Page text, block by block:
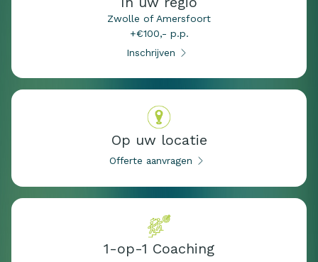
Zwolle of Amersfoort
+€100,- p.p.
Inschrijven
Op uw locatie
Offerte aanvragen
1-op-1 Coaching